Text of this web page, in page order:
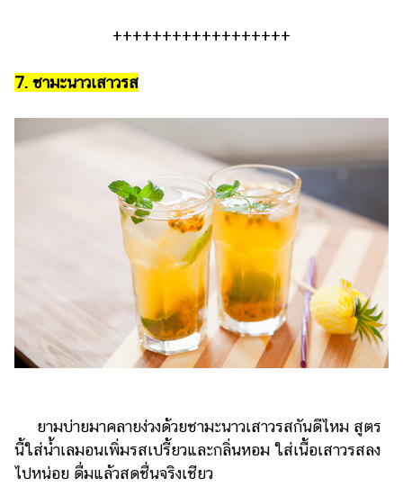
++++++++++++++++++
7. ชามะนาวเสาวรส
ยามบ่ายมาคลายง่วงด้วยชามะนาวเสาวรสกันดีไหม สูตร
นี้ใส่น้ำเลมอนเพิ่มรสเปรี้ยวและกลิ่นหอม ใส่เนื้อเสาวรสลง
ไปหน่อย ดื่มแล้วสดชื่นจริงเชียว